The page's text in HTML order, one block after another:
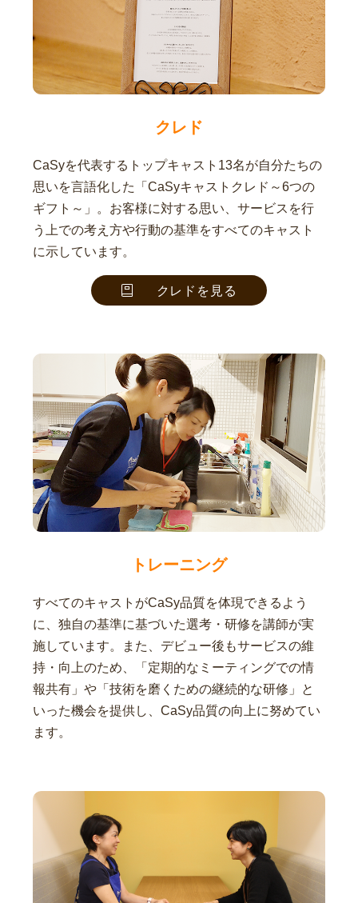
クレド
CaSyを代表するトップキャスト13名が自分たちの
思いを言語化した「CaSyキャストクレド～6つの
ギフト～」。お客様に対する思い、サービスを行
う上での考え方や行動の基準をすべてのキャスト
に示しています。
クレドを見る
トレーニング
すべてのキャストがCaSy品質を体現できるよう
に、独自の基準に基づいた選考・研修を講師が実
施しています。また、デビュー後もサービスの維
持・向上のため、「定期的なミーティングでの情
報共有」や「技術を磨くための継続的な研修」と
いった機会を提供し、CaSy品質の向上に努めてい
ます。